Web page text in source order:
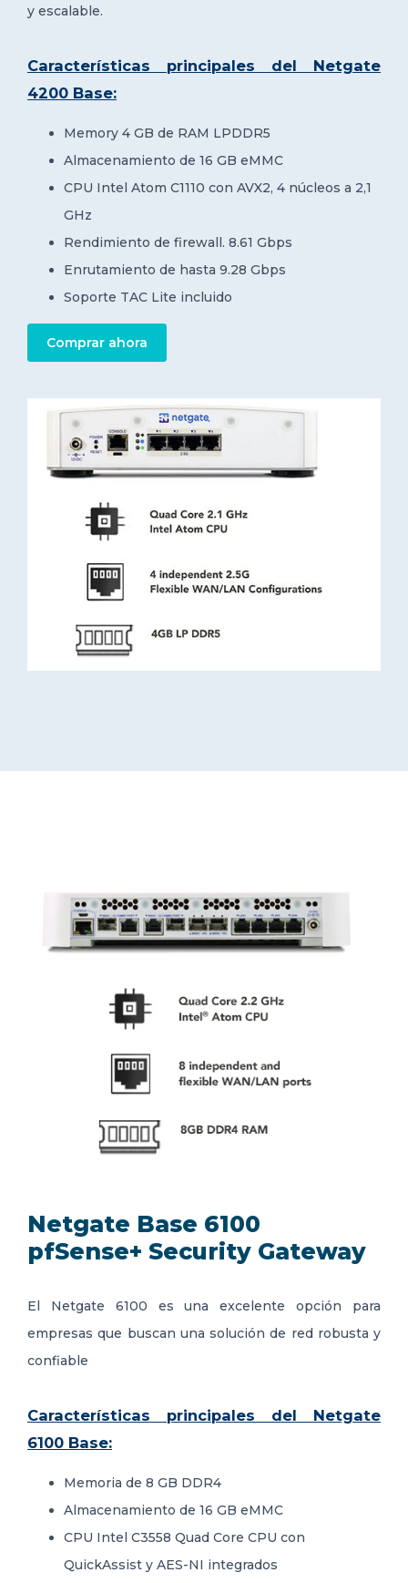
y escalable.
Características principales del Netgate
4200 Base:
Memory 4 GB de RAM LPDDR5
Almacenamiento de 16 GB eMMC
CPU Intel Atom C1110 con AVX2, 4 núcleos a 2,1
GHz
Rendimiento de firewall. 8.61 Gbps
Enrutamiento de hasta 9.28 Gbps
Soporte TAC Lite incluido
Comprar ahora
Netgate Base 6100
pfSense+ Security Gateway
El Netgate 6100 es una excelente opción para
empresas que buscan una solución de red robusta y
confiable
Características principales del Netgate
6100 Base:
Memoria de 8 GB DDR4
Almacenamiento de 16 GB eMMC
CPU Intel C3558 Quad Core CPU con
QuickAssist y AES-NI integrados